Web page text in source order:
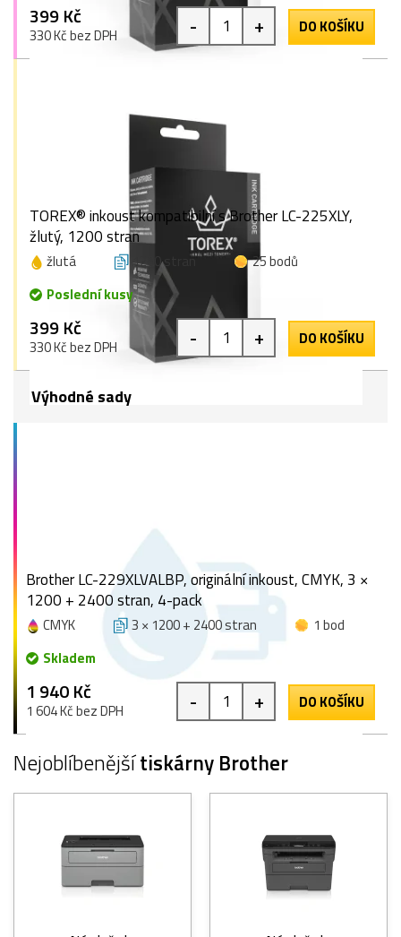
399 Kč
330 Kč bez DPH - + DO KOŠÍKU
TOREX® inkoust kompatibilní s Brother LC-225XLY,
žlutý, 1200 stran
žlutá 1200 stran
25 bodů
Poslední kusy
399 Kč
330 Kč bez DPH - + DO KOŠÍKU
Výhodné sady
Brother LC-229XLVALBP, originální inkoust, CMYK, 3 ×
1200 + 2400 stran, 4-pack
CMYK 3 × 1200 + 2400 stran
1 bod
Skladem
1 940 Kč
1 604 Kč bez DPH - + DO KOŠÍKU
Nejoblíbenějšítiskárny Brother